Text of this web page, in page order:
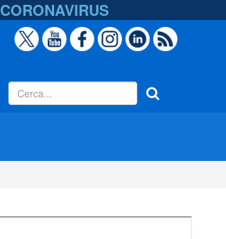
CORONAVIRUS